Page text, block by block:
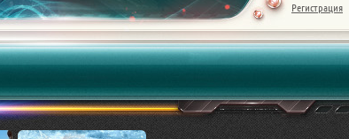
Регистрация